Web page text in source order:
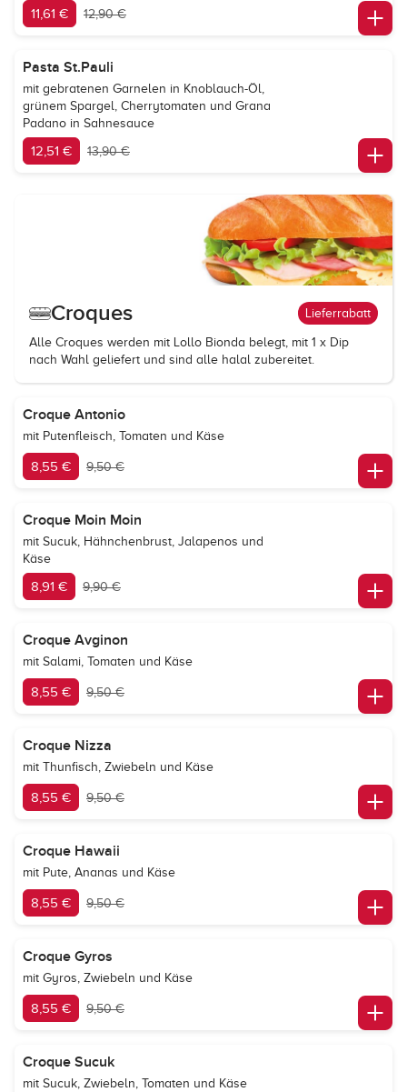
11,61 € 12,90 €
Pasta St.Pauli
mit gebratenen Garnelen in Knoblauch-Öl,
grünem Spargel, Cherrytomaten und Grana
Padano in Sahnesauce
12,51 € 13,90 €
Croques Lieferrabatt
Alle Croques werden mit Lollo Bionda belegt, mit 1 x Dip
nach Wahl geliefert und sind alle halal zubereitet.
Croque Antonio
mit Putenfleisch, Tomaten und Käse
8,55 € 9,50 €
Croque Moin Moin
mit Sucuk, Hähnchenbrust, Jalapenos und
Käse
8,91 € 9,90 €
Croque Avginon
mit Salami, Tomaten und Käse
8,55 € 9,50 €
Croque Nizza
mit Thunfisch, Zwiebeln und Käse
8,55 € 9,50 €
Croque Hawaii
mit Pute, Ananas und Käse
8,55 € 9,50 €
Croque Gyros
mit Gyros, Zwiebeln und Käse
8,55 € 9,50 €
Croque Sucuk
mit Sucuk, Zwiebeln, Tomaten und Käse